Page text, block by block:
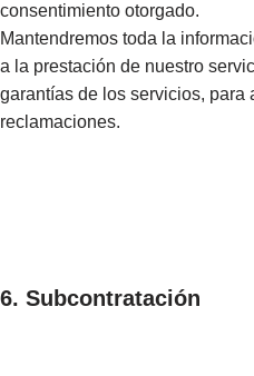
consentimiento otorgado.
Mantendremos toda la
a la prestación de nuestro
garantías de los servicios, para
reclamaciones.
6. Subcontratación